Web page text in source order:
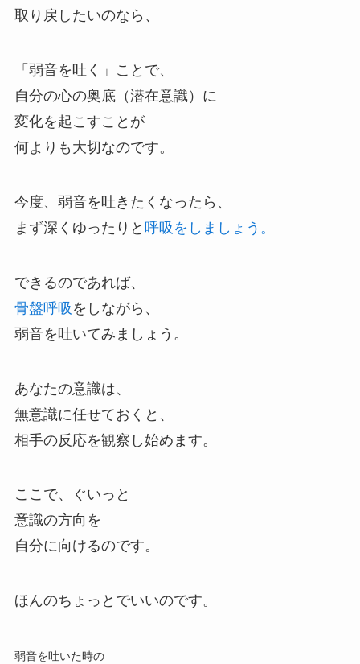
取り戻したいのなら、
「弱音を吐く」ことで、
自分の心の奥底（潜在意識）に
変化を起こすことが
何よりも大切なのです。
今度、弱音を吐きたくなったら、
まず深くゆったりと 呼吸をしましょう。
できるのであれば、
骨盤呼吸 をしながら、
弱音を吐いてみましょう。
あなたの意識は、
無意識に任せておくと、
相手の反応を観察し始めます。
ここで、ぐいっと
意識の方向を
自分に向けるのです。
ほんのちょっとでいいのです。
弱音を吐いた時の